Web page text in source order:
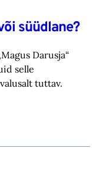
süüdlane?
Darusja“
selle
tuttav.